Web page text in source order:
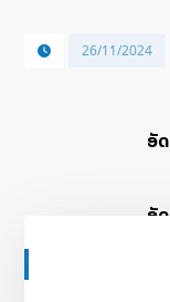
26/11/2024
ອັ
ອັ